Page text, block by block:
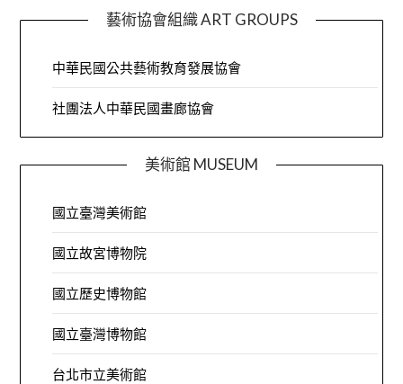
藝術協會組織 ART GROUPS
中華民國公共藝術教育發展協會
社團法人中華民國畫廊協會
美術館 MUSEUM
國立臺灣美術館
國立故宮博物院
國立歷史博物館
國立臺灣博物館
台北市立美術館